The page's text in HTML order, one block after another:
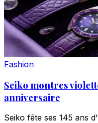
Fashion
Seiko montres
anniversaire
Seiko fête ses 145 ans